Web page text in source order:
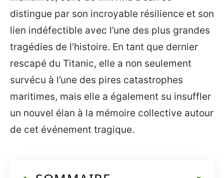
distingue par son incroyable résilience et son
lien indéfectible avec l’une des plus grandes
tragédies de l’histoire. En tant que dernier
rescapé du Titanic, elle a non seulement
survécu à l’une des pires catastrophes
maritimes, mais elle a également su insuffler
un nouvel élan à la mémoire collective autour
de cet événement tragique.